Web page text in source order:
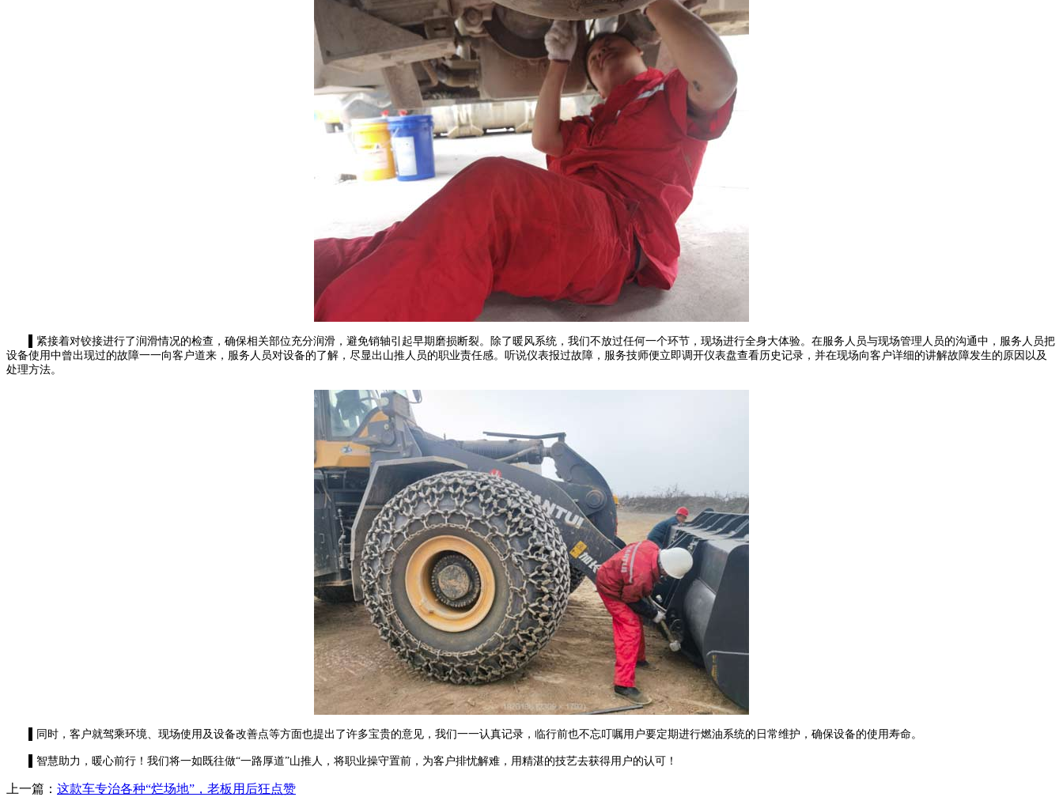
▌紧接着对铰接进行了润滑情况的检查，确保相关部位充分润滑，避免销轴引起早期磨损断裂。除了暖风系统，我们不放过任何一个环节，现场进行全身大体验。在服务人员与现场管理人员的沟通中，服务人员把
设备使用中曾出现过的故障一一向客户道来，服务人员对设备的了解，尽显出山推人员的职业责任感。听说仪表报过故障，服务技师便立即调开仪表盘查看历史记录，并在现场向客户详细的讲解故障发生的原因以及
处理方法。
▌同时，客户就驾乘环境、现场使用及设备改善点等方面也提出了许多宝贵的意见，我们一一认真记录，临行前也不忘叮嘱用户要定期进行燃油系统的日常维护，确保设备的使用寿命。
▌智慧助力，暖心前行！我们将一如既往做“一路厚道”山推人，将职业操守置前，为客户排忧解难，用精湛的技艺去获得用户的认可！
上一篇： 这款车专治各种“烂场地”，老板用后狂点赞